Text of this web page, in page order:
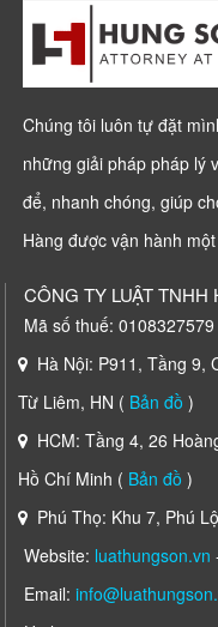
Chúng tôi luôn tự đặt
những giải pháp pháp lý
để, nhanh chóng, giúp
Hàng được vận hành
CÔNG TY LUẬT
Mã số thuế: 0108327579
Hà Nội: P911, Tầng 9,
Từ Liêm, HN ( Bản đồ )
HCM: Tầng 4, 26
Hồ Chí Minh ( Bản đồ )
Phú Thọ: Khu 7, Phú
Website: luathungson.vn
Email: